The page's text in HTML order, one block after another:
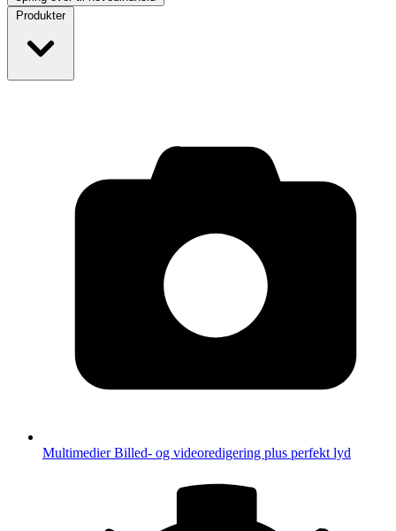
Produkter
MultimedierBilled- og videoredigering plus perfekt lyd